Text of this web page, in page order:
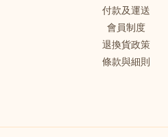
付款及運送
會員制度
退換貨政策
條款與細則